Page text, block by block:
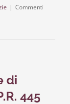
| Commenti
di
445